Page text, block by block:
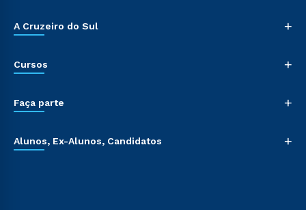
A Cruzeiro do Sul +
Cursos +
Faça parte +
Alunos, Ex-Alunos, Candidatos +